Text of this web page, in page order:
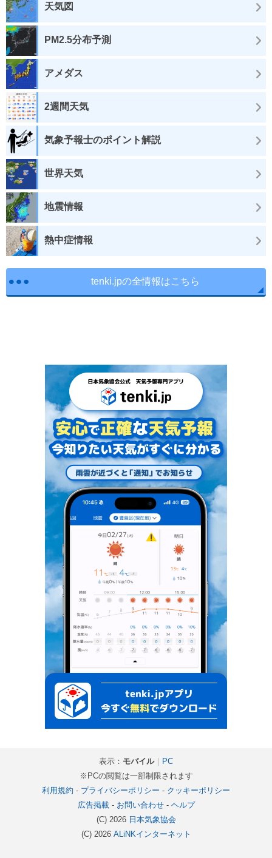
天気図
PM2.5分布予測
アメダス
2週間天気
気象予報士のポイント解説
世界天気
地震情報
熱中症情報
tenki.jpの全情報はこちら
表示： モバイル｜ PC
※PCの閲覧は一部制限されます
利用規約 - プライバシーポリシー - クッキーポリシー
広告掲載- お問い合わせ- ヘルプ
(C) 2026 日本気象協会
(C) 2026 ALiNKインターネット